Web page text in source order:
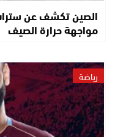
الصين تكشف عن
مواجهة حرارة الصيف
رياضة